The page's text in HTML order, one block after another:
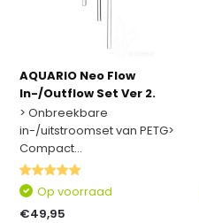
AQUARIO Neo Flow
In-/Outflow Set Ver 2.
> Onbreekbare
in-/uitstroomset van PETG>
Compact...
Op voorraad
€49,95